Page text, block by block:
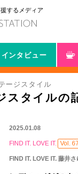
するメディア
インタビュー
ージスタイル
スタイルの
2025.01.08
FIND IT. LOVE IT. Vol. 67
FIND IT. LOVE IT. 藤井さ